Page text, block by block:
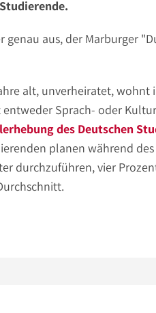
genau aus, der Marburger
alt, unverheiratet, wohnt
Sprach- oder
des Deutschen
planen während
durchzuführen, vier